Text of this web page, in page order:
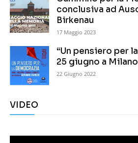
conclusiva ad
Birkenau
17 Maggio 2023
“Un pensiero per
25 giugno a
22 Giugno 2022
VIDEO